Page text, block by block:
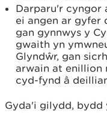
Darparu'r cyngor
ei angen ar gyfer
gan gynnwys y
gwaith yn
Glyndŵr, gan
arwain at enillion
cyd-fynd â
Gyda'i gilydd, bydd